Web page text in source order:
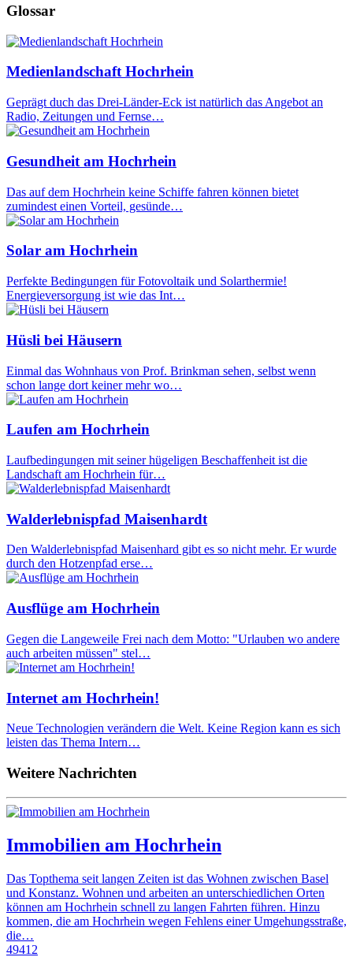
Glossar
Medienlandschaft Hochrhein
Geprägt duch das Drei-Länder-Eck ist natürlich das Angebot an
Radio, Zeitungen und Fernse…
Gesundheit am Hochrhein
Das auf dem Hochrhein keine Schiffe fahren können bietet
zumindest einen Vorteil, gesünde…
Solar am Hochrhein
Perfekte Bedingungen für Fotovoltaik und Solarthermie!
Energieversorgung ist wie das Int…
Hüsli bei Häusern
Einmal das Wohnhaus von Prof. Brinkman sehen, selbst wenn
schon lange dort keiner mehr wo…
Laufen am Hochrhein
Laufbedingungen mit seiner hügeligen Beschaffenheit ist die
Landschaft am Hochrhein für…
Walderlebnispfad Maisenhardt
Den Walderlebnispfad Maisenhard gibt es so nicht mehr. Er wurde
durch den Hotzenpfad erse…
Ausflüge am Hochrhein
Gegen die Langeweile Frei nach dem Motto: "Urlauben wo andere
auch arbeiten müssen" stel…
Internet am Hochrhein!
Neue Technologien verändern die Welt. Keine Region kann es sich
leisten das Thema Intern…
Weitere Nachrichten
Immobilien am Hochrhein
Das Topthema seit langen Zeiten ist das Wohnen zwischen Basel
und Konstanz. Wohnen und arbeiten an unterschiedlichen Orten
können am Hochrhein schnell zu langen Fahrten führen. Hinzu
kommen, die am Hochrhein wegen Fehlens einer Umgehungsstraße,
die…
49412